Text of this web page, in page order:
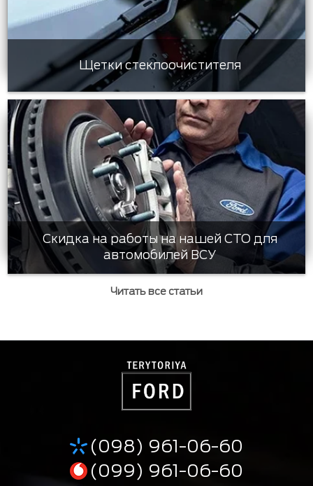
Щетки стеклоочистителя
Скидка на работы на нашей СТО для
автомобилей ВСУ
Читать все статьи
(098) 961-06-60
(099) 961-06-60